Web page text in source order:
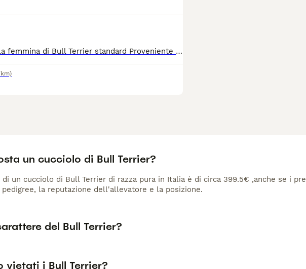
un
Disponibile cucciola femmina di Bull Terrier standard Proveniente da cucciolata cresciuta in ambiente domestico, con genitori visibili e selezionati. La cucciola sarà ceduta con pedigree, ciclo vaccinale completo e vermifugo effettuato. Disponibile dal compimento dei 2 mesi, dal 10 giugno Annuncio rivolto a persone serie, e amanti della razza. Per altrr info e prezzo scrivere in privato. X
un cucciolo di Bull Terrier?
un cucciolo di Bull Terrier di razza pura in Italia è di circa 399.5€ ,anche se i
la reputazione dell'allevatore e la posizione.
del Bull Terrier?
vietati i Bull Terrier?